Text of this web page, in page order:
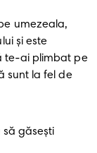
umezeala,
și este
te-ai plimbat pe
sunt la fel de
să găsești